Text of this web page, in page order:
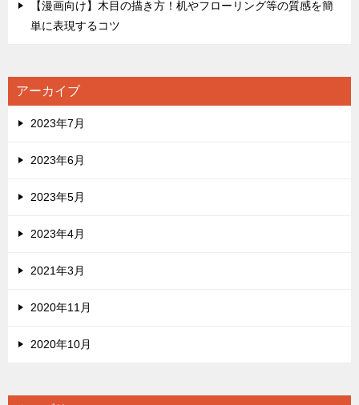
【漫画向け】木目の描き方！机やフローリング等の質感を簡
単に表現するコツ
アーカイブ
2023年7月
2023年6月
2023年5月
2023年4月
2021年3月
2020年11月
2020年10月